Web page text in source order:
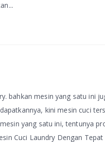
bahkan mesin yang satu ini
kini mesin cuci
yang satu ini, tentunya
Cuci Laundry Dengan